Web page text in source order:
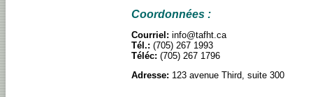
Coordonnées :
Courriel: info@tafht.ca
Tél.: (705) 267 1993
Téléc: (705) 267 1796
Adresse: 123 avenue Third, suite 300